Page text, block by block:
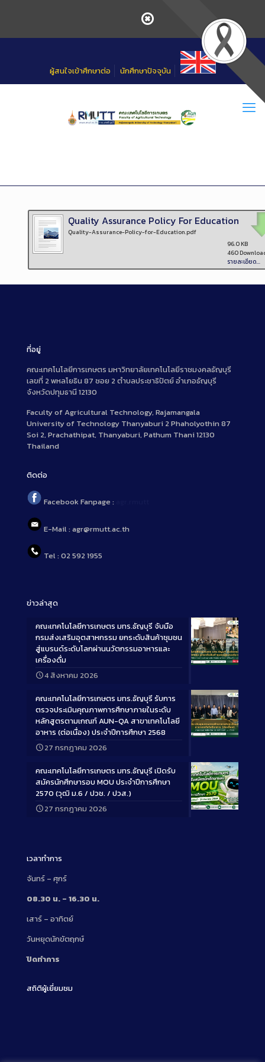
ผู้สนใจเข้าศึกษาต่อ นักศึกษาปัจจุบัน
Quality Assurance Policy For Education
Quality-Assurance-Policy-for-Education.pdf
96.0 KB
460
รายละเอียด...
ที่อยู่
คณะเทคโนโลยีการเกษตร มหาวิทยาลัยเทคโนโลยีราชมงคลธัญบุรี
เลขที่ 2 พหลโยธิน 87 ซอย 2 ตำบลประชาธิปัตย์ อำเภอธัญบุรี
จังหวัดปทุมธานี 12130
Faculty of Agricultural Technology, Rajamangala
University of Technology Thanyaburi 2 Phaholyothin 87
Soi 2, Prachathipat, Thanyaburi, Pathum Thani 12130
Thailand
ติดต่อ
Facebook Fanpage :
E-Mail : agr@rmutt.ac.th
Tel : 02 592 1955
ข่าวล่าสุด
Long
คณะเทคโนโลยีการเกษตร มทร.ธัญบุรี จับมือ
กรมส่งเสริมอุตสาหกรรม ยกระดับสินค้าชุมชน
สู่แบรนด์ระดับโลกผ่านนวัตกรรมอาหารและ
เครื่องดื่ม
4 สิงหาคม 2026
Long
คณะเทคโนโลยีการเกษตร มทร.ธัญบุรี รับการ
ตรวจประเมินคุณภาพการศึกษาภายในระดับ
หลักสูตรตามเกณฑ์ AUN-QA สาขาเทคโนโลยี
อาหาร (ต่อเนื่อง) ประจำปีการศึกษา 2568
27 กรกฎาคม 2026
Long
คณะเทคโนโลยีการเกษตร มทร.ธัญบุรี เปิดรับ
สมัครนักศึกษารอบ MOU ประจำปีการศึกษา
2570 (วุฒิ ม.6 / ปวช. / ปวส.)
27 กรกฎาคม 2026
เวลาทำการ
จันทร์ – ศุกร์
08.30 น. – 16.30 น.
เสาร์ – อาทิตย์
วันหยุดนักขัตฤกษ์
ปิดทำการ
สถิติผู้เยี่ยมชม